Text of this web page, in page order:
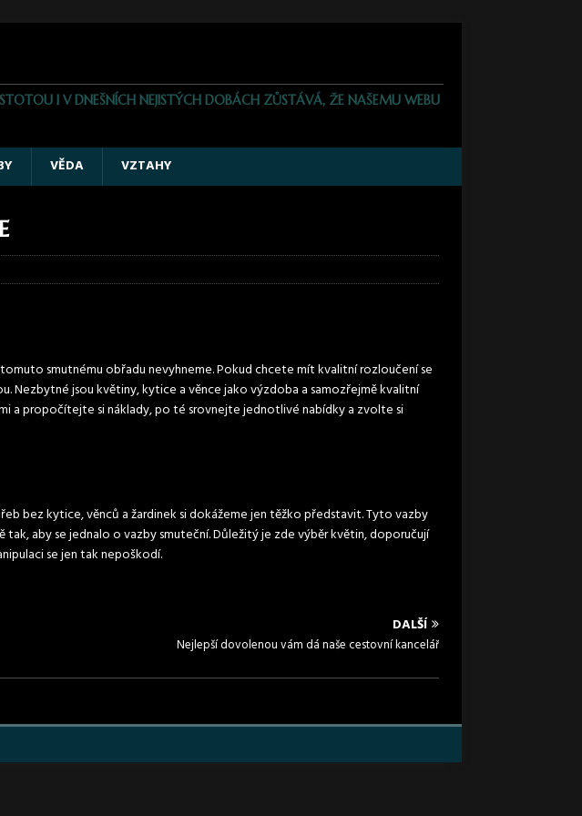
I V DNEŠNÍCH NEJISTÝCH DOBÁCH ZŮSTÁVÁ, ŽE NAŠEMU WEBU
VĚDA VZTAHY
smutnému obřadu nevyhneme. Pokud chcete mít kvalitní rozloučení se
Nezbytné jsou květiny, kytice a věnce jako výzdoba a samozřejmě kvalitní
a propočítejte si náklady, po té srovnejte jednotlivé nabídky a zvolte si
bez kytice, věnců a žardinek si dokážeme jen těžko představit. Tyto vazby
aby se jednalo o vazby smuteční. Důležitý je zde výběr květin, doporučují
se jen tak nepoškodí.
DALŠÍ
Nejlepší dovolenou vám dá naše cestovní kancelář